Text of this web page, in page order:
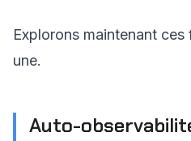
Explorons maintenant
une.
Auto-